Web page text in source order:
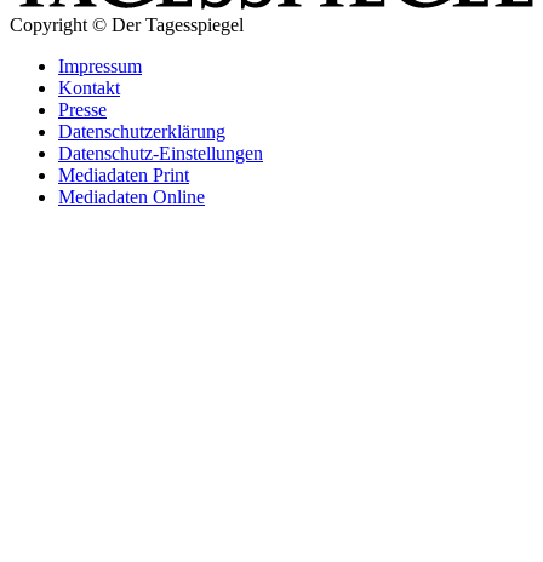
Copyright © Der Tagesspiegel
Impressum
Kontakt
Presse
Datenschutzerklärung
Datenschutz-Einstellungen
Mediadaten Print
Mediadaten Online